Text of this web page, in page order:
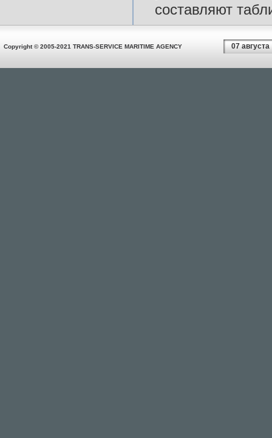
составляют
Copyright © 2005-2021 TRANS-SERVICE MARITIME AGENCY 07 августа